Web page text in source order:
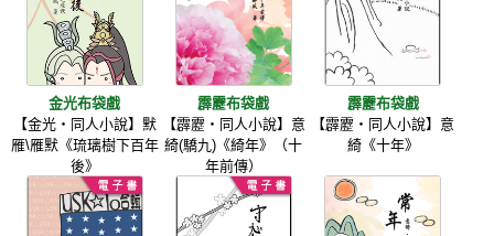
金光布袋戲
【金光‧同人小說】默
雁\雁默《琉璃樹下百年
後》
霹靂布袋戲
【霹靂‧同人小說】意
綺(驕九)《綺年》（十
年前傳）
霹靂布袋戲
【霹靂‧同人小說】意
綺《十年》